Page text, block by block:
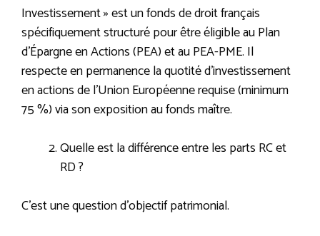
Investissement » est un fonds de droit français
spécifiquement structuré pour être éligible au Plan
d’Épargne en Actions (PEA) et au PEA-PME. Il
respecte en permanence la quotité d’investissement
en actions de l’Union Européenne requise (minimum
75 %) via son exposition au fonds maître.
Quelle est la différence entre les parts RC et
RD ?
C’est une question d’objectif patrimonial.